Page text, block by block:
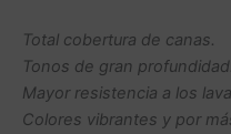
Total cobertura de canas.
Tonos de gran profundidad.
Mayor resistencia a los
Colores vibrantes y por